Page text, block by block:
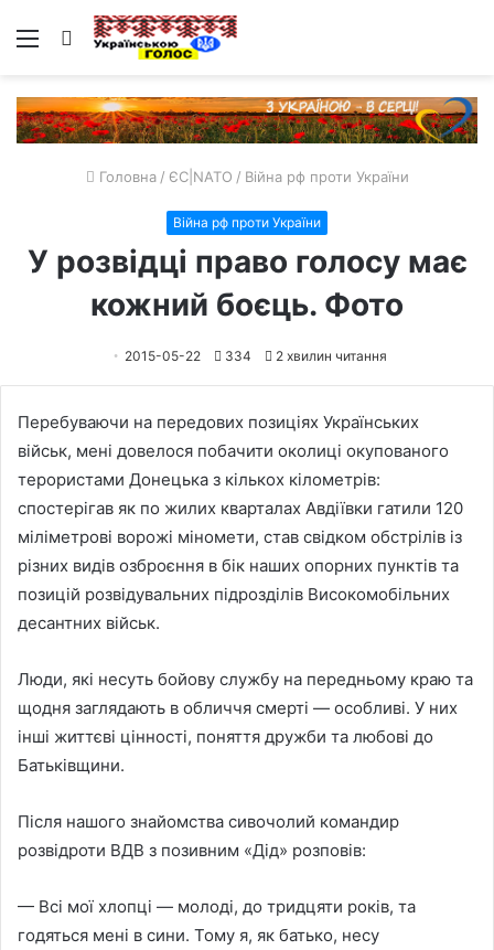
Меню Пошук
Головна / ЄС|NATO / Війна рф проти України
Війна рф проти України
У розвідці право голосу має
кожний боєць. Фото
2015-05-22 334 2 хвилин читання
Перебуваючи на передових позиціях Українських
військ, мені довелося побачити околиці окупованого
терористами Донецька з кількох кілометрів:
спостерігав як по жилих кварталах Авдіївки гатили 120
міліметрові ворожі міномети, став свідком обстрілів із
різних видів озброєння в бік наших опорних пунктів та
позицій розвідувальних підрозділів Високомобільних
десантних військ.
Люди, які несуть бойову службу на передньому краю та
щодня заглядають в обличчя смерті — особливі. У них
інші життєві цінності, поняття дружби та любові до
Батьківщини.
Після нашого знайомства сивочолий командир
розвідроти ВДВ з позивним «Дід» розповів:
— Всі мої хлопці — молоді, до тридцяти років, та
годяться мені в сини. Тому я, як батько, несу